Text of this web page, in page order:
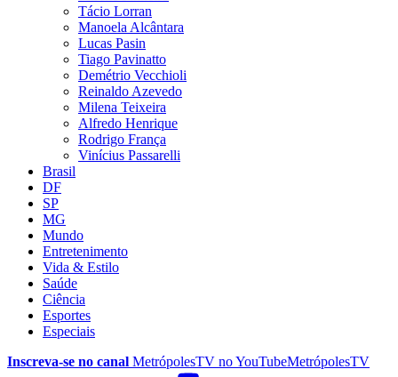
Tácio Lorran
Manoela Alcântara
Lucas Pasin
Tiago Pavinatto
Demétrio Vecchioli
Reinaldo Azevedo
Milena Teixeira
Alfredo Henrique
Rodrigo França
Vinícius Passarelli
Brasil
DF
SP
MG
Mundo
Entretenimento
Vida & Estilo
Saúde
Ciência
Esportes
Especiais
Inscreva-se no canal MetrópolesTV noYouTubeMetrópolesTV